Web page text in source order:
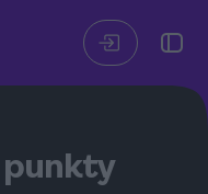
punkty